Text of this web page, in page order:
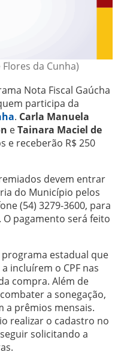
da Cunha)
Nota Fiscal Gaúcha
participa da
. Carla Manuela
eTainara Maciel de
e receberão R$ 250
devem entrar
do Município pelos
(54) 3279-3600, para
pagamento será feito
programa estadual que
incluírem o CPF nas
compra. Além de
a sonegação,
a prêmios mensais.
realizar o cadastro no
solicitando a